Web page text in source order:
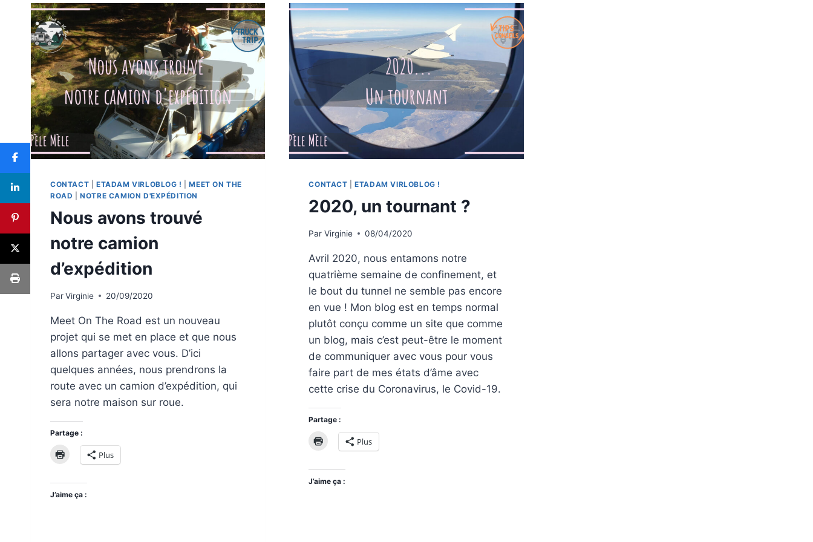
CONTACT ETADAM VIRLOBLOG ! |MEET ON THE
ROAD |NOTRE CAMION D'EXPÉDITION
Nous avons trouvé
notre camion
d’expédition
ParVirginie 20/09/2020
Meet On The Road est un nouveau
projet qui se met en place et que nous
allons partager avec vous. D’ici
quelques années, nous prendrons la
route avec un camion d’expédition, qui
sera notre maison sur roue.
Partage :
Plus
J’aime ça :
CONTACT |ETADAM VIRLOBLOG !
2020, un tournant ?
Par Virginie 08/04/2020
Avril 2020, nous entamons notre
quatrième semaine de confinement, et
le bout du tunnel ne semble pas encore
en vue ! Mon blog est en temps normal
plutôt conçu comme un site que comme
un blog, mais c’est peut-être le moment
de communiquer avec vous pour vous
faire part de mes états d’âme avec
cette crise du Coronavirus, le Covid-19.
Partage :
Plus
J’aime ça :